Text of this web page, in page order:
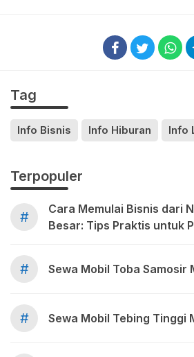
Tag
Info Bisnis Info Hiburan Info
Terpopuler
#
Cara Memulai Bisnis dari
Besar: Tips Praktis untuk
# Sewa Mobil Toba Samosir
# Sewa Mobil Tebing Tinggi